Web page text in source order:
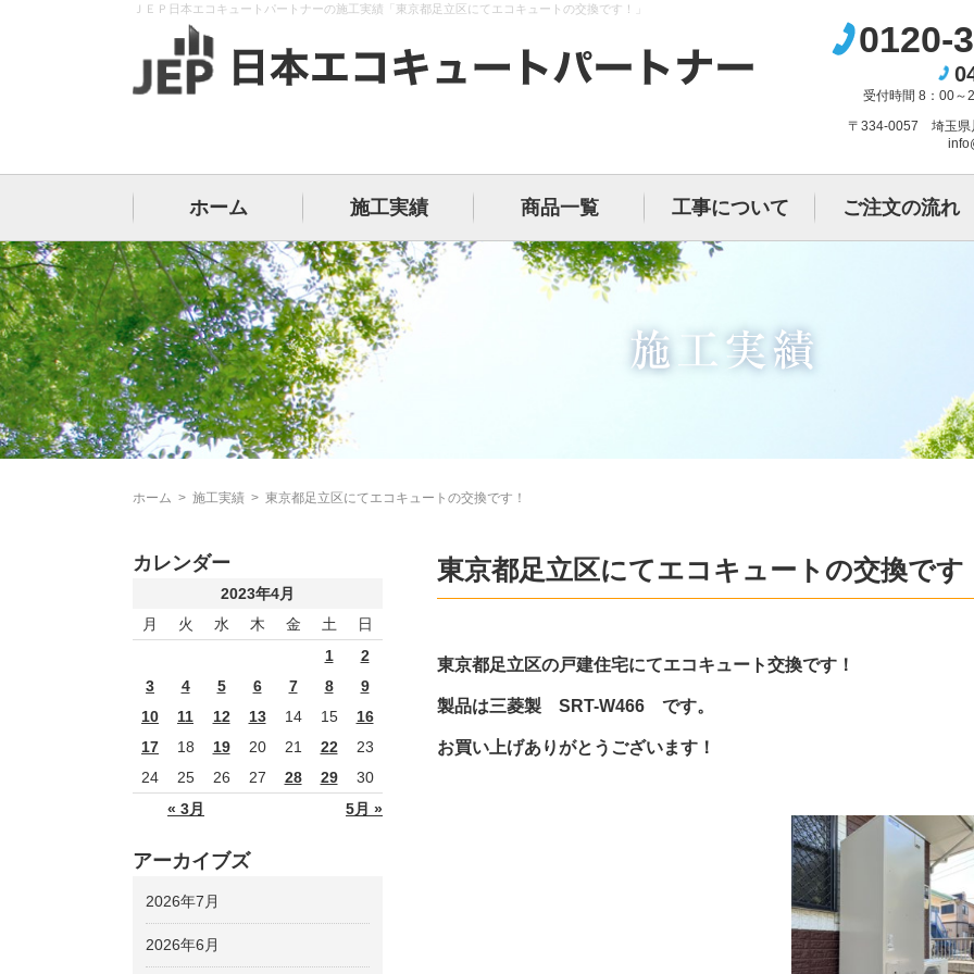
ＪＥＰ日本エコキュートパートナーの施工実績「東京都足立区にてエコキュートの交換です！」
〒334-0057 埼玉県
0120-
受付時間 8：00～
ホーム 施工実績 商品一覧 工事について ご注文の流れ
ホーム > 施工実績 > 東京都足立区にてエコキュートの交換です！
東京都足立区にてエコキュートの交換です
東京都足立区の戸建住宅にてエコキュート交換です！
製品は三菱製 SRT-W466 です。
お買い上げありがとうございます！
カレンダー
2023年4月
月
火 水 木 金 土 日
« 3月 5月 »
1
2
3
4 5 6 7 8
9
10
11 12 13 14 15
16
17
18 19 20 21 22
23
24
25 26 27 28 29 30
アーカイブズ
2026年7月
2026年6月